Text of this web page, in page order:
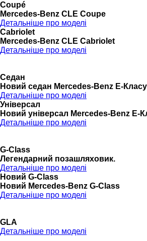
Coupé
Mercedes-Benz CLE Coupe
Детальніше про моделі
Cabriolet
Mercedes-Benz CLE Cabriolet
Детальніше про моделі
Седан
Новий седан Mercedes-Benz Е-Класу
Детальніше про моделі
Універсал
Новий універсал Mercedes-Benz E-
Детальніше про моделі
G-Class
Легендарний позашляховик.
Детальніше про моделі
Новий G-Class
Новий Mercedes-Benz G-Class
Детальніше про моделі
GLA
Детальніше про моделі